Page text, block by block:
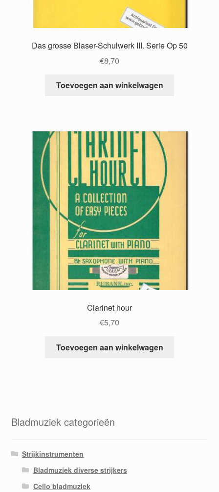
Das grosse Blaser-Schulwerk III. Serie Op 50
€8,70
Toevoegen aan winkelwagen
Clarinet hour
€5,70
Toevoegen aan winkelwagen
Bladmuziek categorieën
Strijkinstrumenten
Bladmuziek diverse strijkers
Cello bladmuziek